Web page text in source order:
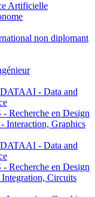
Artificielle
non diplomant
- Data and
Recherche en Design
Graphics
- Data and
Recherche en Design
Circuits